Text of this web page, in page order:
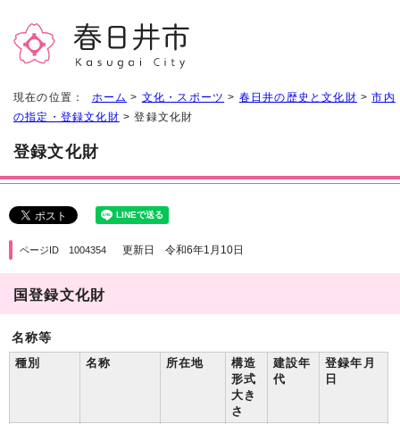
現在の位置： ホーム > 文化・スポーツ > 春日井の歴史と文化財 >市内
の指定・登録文化財 > 登録文化財
登録文化財
ページID 1004354 更新日 令和6年1月10日
国登録文化財
名称等
種別
名称 所在地
構造
形式
大き
さ
建設年
代
登録年月
日